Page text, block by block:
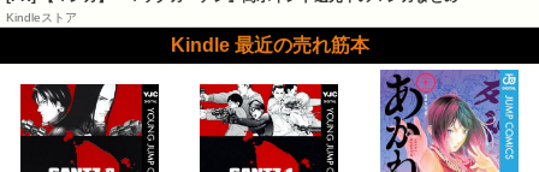
Kindleストア
Kindle 最近の売れ筋本